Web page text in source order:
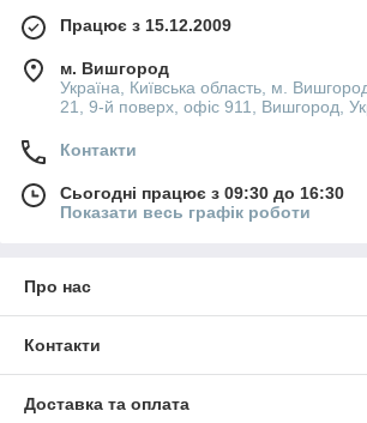
Працює з 15.12.2009
м. Вишгород
Україна, Київська область, м.
21, 9-й поверх, офіс 911, Вишгород,
Контакти
Сьогодні працює з 09:30 до 16:30
Показати весь графік роботи
Про нас
Контакти
Доставка та оплата